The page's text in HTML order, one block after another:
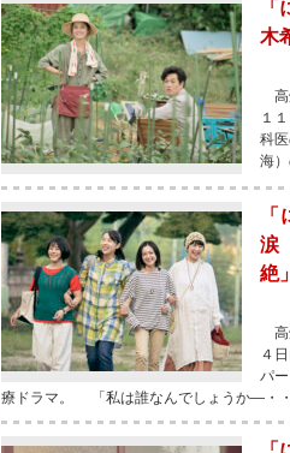
木
高
１
科
海
涙
絶」
高
４
パ
療ドラマ。 「私は誰なんでしょうか―・・